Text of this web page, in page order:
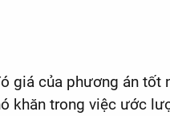
giá của phương án
khăn trong việc ước